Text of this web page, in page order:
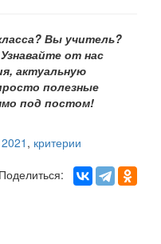
Вы учитель?
от нас
актуальную
полезные
под постом!
, критерии
Поделиться: